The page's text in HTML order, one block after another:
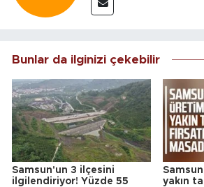
Bunlar da ilginizi çekebilir
Samsun'un 3 ilçesini
ilgilendiriyor! Yüzde 55
yakın